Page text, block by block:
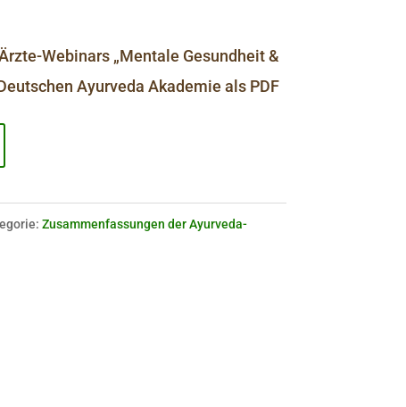
Webinars „Mentale Gesundheit &
Ayurveda Akademie als PDF
Zusammenfassungen der Ayurveda-